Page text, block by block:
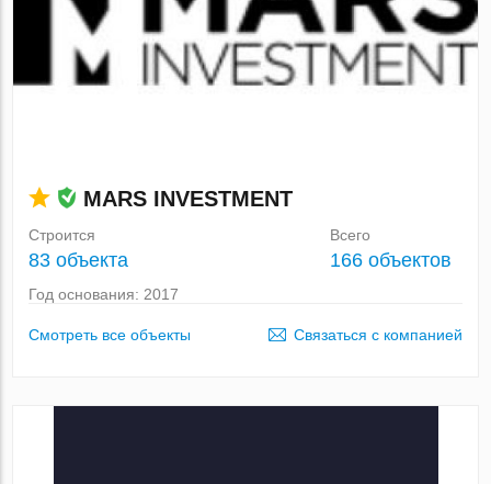
MARS INVESTMENT
Строится
83 объекта
Всего
166 объектов
Год основания: 2017
Смотреть все объекты Связаться с компанией